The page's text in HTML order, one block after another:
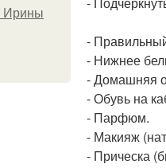
Ирины
-
- Нижнее
- Домашняя
- Обувь на
- Парфюм.
- Макияж
- Прическа